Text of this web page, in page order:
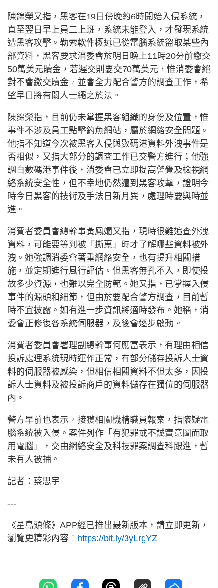
陳錦榮又指，黑客在19日傍晚約6時開始入侵系統，
直至翌日早上員工上班，系統未能登入，才發現系統
遭黑客攻擊。勒索軟件概述已從電腦系統盜取某些內
部資料，黑客要求消委會於明日晚上11時20分前繳交
50萬美元贖金，若遲交則要交70萬美元，惟消委會絕
對不會繳交贖金，並會全力配合警方的調查工作，希
望早日將有關人士繩之於法。
陳錦榮指，目前仍未掌握黑客組織的身份及位置，惟
事件不涉及員工點擊釣魚網站，屬於網絡安全問題。
他指不知道今次被黑客入侵與數碼港資料外洩事件是
否相似，又指大部分的調查工作已交警方進行；他強
調自數碼港事件後，消委會已立即提高警覺及檢視網
絡系統安全性，但不幸地仍然遭到黑客攻擊，證明今
時今日黑客的技術及手法日新月異，處理時要與時並
進。
消費者委員會總幹事黃鳳嫺又指，現時很難追查外洩
資料，可能要等到被「撕票」時才了解哪些資料被外
洩。她強調消委會著重網絡安全，也有提升相關措
施，並定期進行風行評估。但黑客無孔不入，即使投
放多少資源，也難以完全防範。她又指，已掌握入侵
事件的源頭和細節，但由於要配合警方調查，目前暫
時不宜披露。如有進一步資訊將適時發布。她稱，消
委會正修復各系統伺服器，及後會逐步啟動。
消費者委員會署理副總幹事何應富表示，有理由相信
投訴處理系統現時運作正常，有部分儲存投訴人士資
料的伺服器被感染，但相信相關資料不但太多，因投
訴人士資料及被投訴商戶的資料儲存在獨位的伺服器
內。
警方早前也表示，接獲相關機構職員報案，指懷疑電
腦系統被入侵。案件列作「有犯罪或不誠實意圖而取
用電腦」，交由網絡安全及科技罪案調查科跟進，暫
未有人被捕。
記者：蔡思宇
---
《星島頭條》APP經已推出最新版本，請立即更新，
瀏覽更精彩內容： https://bit.ly/3yLrgYZ